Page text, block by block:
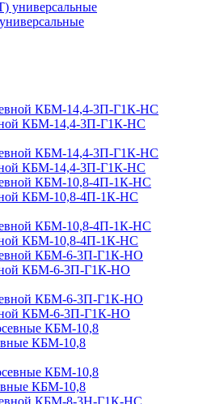
КБМ-14,4-3П-Г1К-НС
КБМ-14,4-3П-Г1К-НС
КБМ-10,8-4П-1К-НС
КБМ-10,8-4П-1К-НС
КБМ-6-3П-Г1К-НО
КБМ-6-3П-Г1К-НО
КБМ-10,8
КБМ-10,8